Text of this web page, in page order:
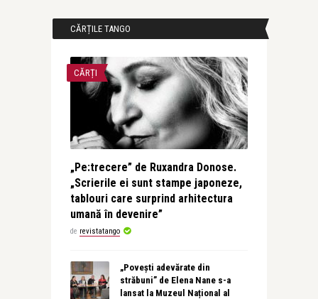
CĂRȚILE TANGO
CĂRȚI
„Pe:trecere” de Ruxandra Donose.
„Scrierile ei sunt stampe japoneze,
tablouri care surprind arhitectura
umană în devenire”
de revistatango
„Povești adevărate din
străbuni” de Elena Nane s-a
lansat la Muzeul Național al